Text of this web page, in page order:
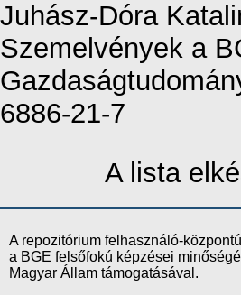
Juhász-Dóra
Szemelvények a
6886-21-7
A lista
A repozitórium felhasználó-
a BGE felsőfokú képzései
Magyar Állam támogatásával.